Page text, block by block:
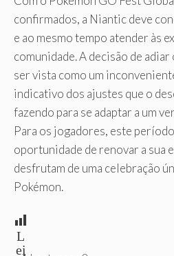
confirmados, a Niantic deve
e ao mesmo tempo atender às
comunidade. A decisão de
ser vista como um
indicativo dos ajustes que o
fazendo para se adaptar a um
Para os jogadores, este
oportunidade de renovar a sua
desfrutam de uma celebração
Pokémon.
L
ei